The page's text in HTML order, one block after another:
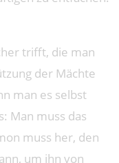
trifft, die man
der Mächte
man es selbst
Man muss das
muss her, den
um ihn von